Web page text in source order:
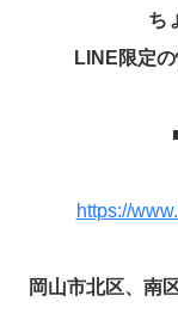
ち
LINE限定
https://
岡山市北区、南